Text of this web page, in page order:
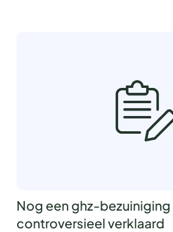
Nog een ghz-bezuiniging
controversieel verklaard